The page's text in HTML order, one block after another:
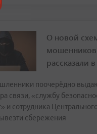
О новой
мошенников
рассказали
поочерёдно
связи, «службу
и сотрудника
сбережения